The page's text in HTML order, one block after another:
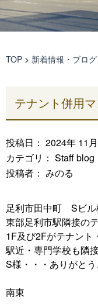
TOP > 新着情報・ブログ
テナント併用
投稿日： 2024年 11
カテゴリ： Staff blog
投稿者： みのる
足利市田中町 Sビル
東部足利市駅隣接の
1F及び2Fがテナント
駅近・専門学校も隣
S様・・・ありがとう
南東